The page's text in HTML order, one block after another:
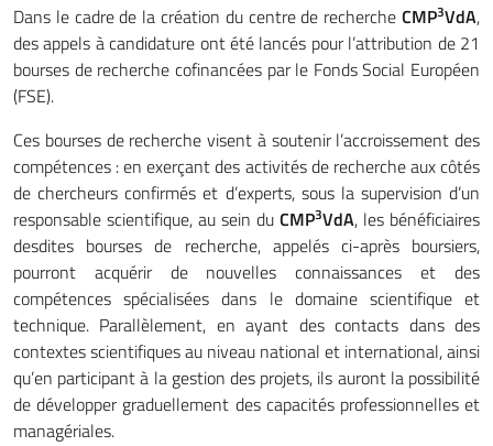
Dans le cadre de la création du centre de recherche CMP3VdA,
des appels à candidature ont été lancés pour l’attribution de 21
bourses de recherche cofinancées par le Fonds Social Européen
(FSE).
Ces bourses de recherche visent à soutenir l’accroissement des
compétences : en exerçant des activités de recherche aux côtés
de chercheurs confirmés et d’experts, sous la supervision d’un
responsable scientifique, au sein du CMP3VdA, les bénéficiaires
desdites bourses de recherche, appelés ci-après boursiers,
pourront acquérir de nouvelles connaissances et des
compétences spécialisées dans le domaine scientifique et
technique. Parallèlement, en ayant des contacts dans des
contextes scientifiques au niveau national et international, ainsi
qu’en participant à la gestion des projets, ils auront la possibilité
de développer graduellement des capacités professionnelles et
managériales.